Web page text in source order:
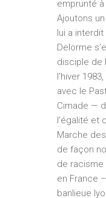
emprunté
Ajoutons
lui a
Delorme
disciple de
l’hiver
avec le
Cimade —
l’égalité et
Marche
de façon
de racisme
en France
banlieue